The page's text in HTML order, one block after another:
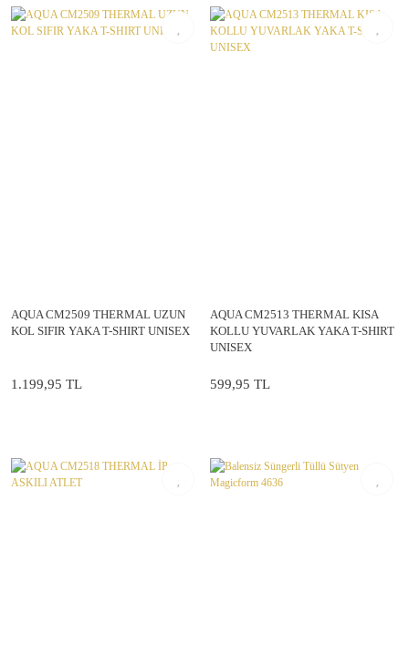
AQUA CM2509 THERMAL UZUN
KOL SIFIR YAKA T-SHIRT UNISEX
1.199,95 TL
AQUA CM2513 THERMAL KISA
KOLLU YUVARLAK YAKA T-SHIRT
UNISEX
599,95 TL